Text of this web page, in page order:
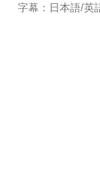
字幕：日本語/英